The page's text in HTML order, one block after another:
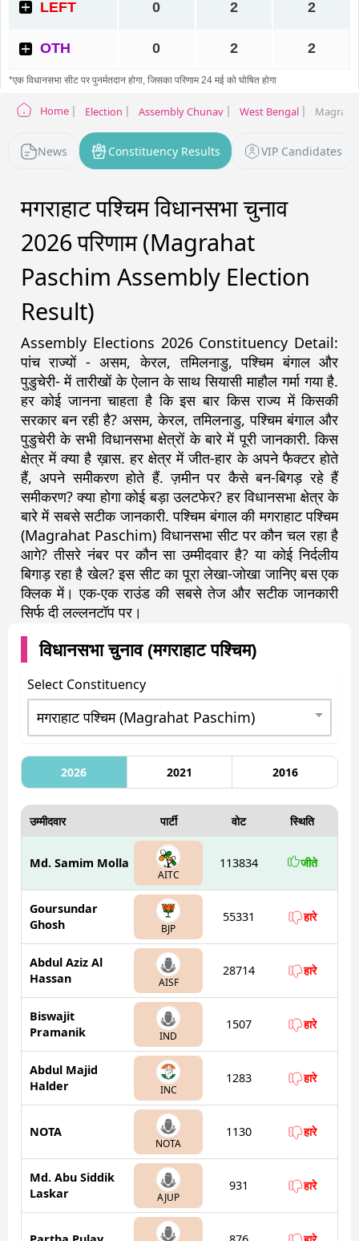
Home Election Assembly Chunav West Bengal
News Constituency Results VIP Candidates
मगराहाट पश्चिम विधानसभा चुनाव
2026 परिणाम (Magrahat
Paschim Assembly Election
Result)
Assembly Elections 2026 Constituency Detail:
पांच राज्यों - असम, केरल, तमिलनाडु, पश्चिम बंगाल और
पुडुचेरी- में तारीखों के ऐलान के साथ सियासी माहौल गर्मा गया है.
हर कोई जानना चाहता है कि इस बार किस राज्य में किसकी
सरकार बन रही है? असम, केरल, तमिलनाडु, पश्चिम बंगाल और
पुडुचेरी के सभी विधानसभा क्षेत्रों के बारे में पूरी जानकारी. किस
क्षेत्र में क्या है ख़ास. हर क्षेत्र में जीत-हार के अपने फैक्टर होते
हैं, अपने समीकरण होते हैं. ज़मीन पर कैसे बन-बिगड़ रहे हैं
समीकरण? क्या होगा कोई बड़ा उलटफेर? हर विधानसभा क्षेत्र के
बारे में सबसे सटीक जानकारी. पश्चिम बंगाल की मगराहाट पश्चिम
(Magrahat Paschim) विधानसभा सीट पर कौन चल रहा है
आगे? तीसरे नंबर पर कौन सा उम्मीदवार है? या कोई निर्दलीय
बिगाड़ रहा है खेल? इस सीट का पूरा लेखा-जोखा जानिए बस एक
क्लिक में। एक-एक राउंड की सबसे तेज और सटीक जानकारी
सिर्फ दी लल्लनटॉप पर।
विधानसभा चुनाव (मगराहाट पश्चिम)
Select Constituency
2026 2021 2016
उम्मीदवार पार्टी वोट स्थिति
Md. Samim Molla
AITC
113834 जीते
Goursundar
Ghosh
BJP
55331 हारे
Abdul Aziz Al
Hassan
AISF
28714 हारे
Biswajit
Pramanik
IND
1507 हारे
Abdul Majid
Halder
INC
1283 हारे
NOTA
NOTA
1130 हारे
Md. Abu Siddik
Laskar
AJUP
931 हारे